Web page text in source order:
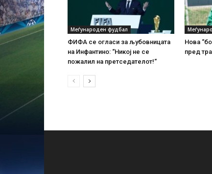
Меѓународен фудбал
ФИФА се огласи за љубовницата
на Инфантино: “Никој не се
пожалил на претседателот!“
Нова
пред